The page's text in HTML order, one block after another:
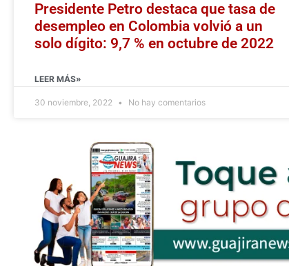
Presidente Petro destaca que tasa de
desempleo en Colombia volvió a un
solo dígito: 9,7 % en octubre de 2022
LEER MÁS»
30 noviembre, 2022 No hay comentarios